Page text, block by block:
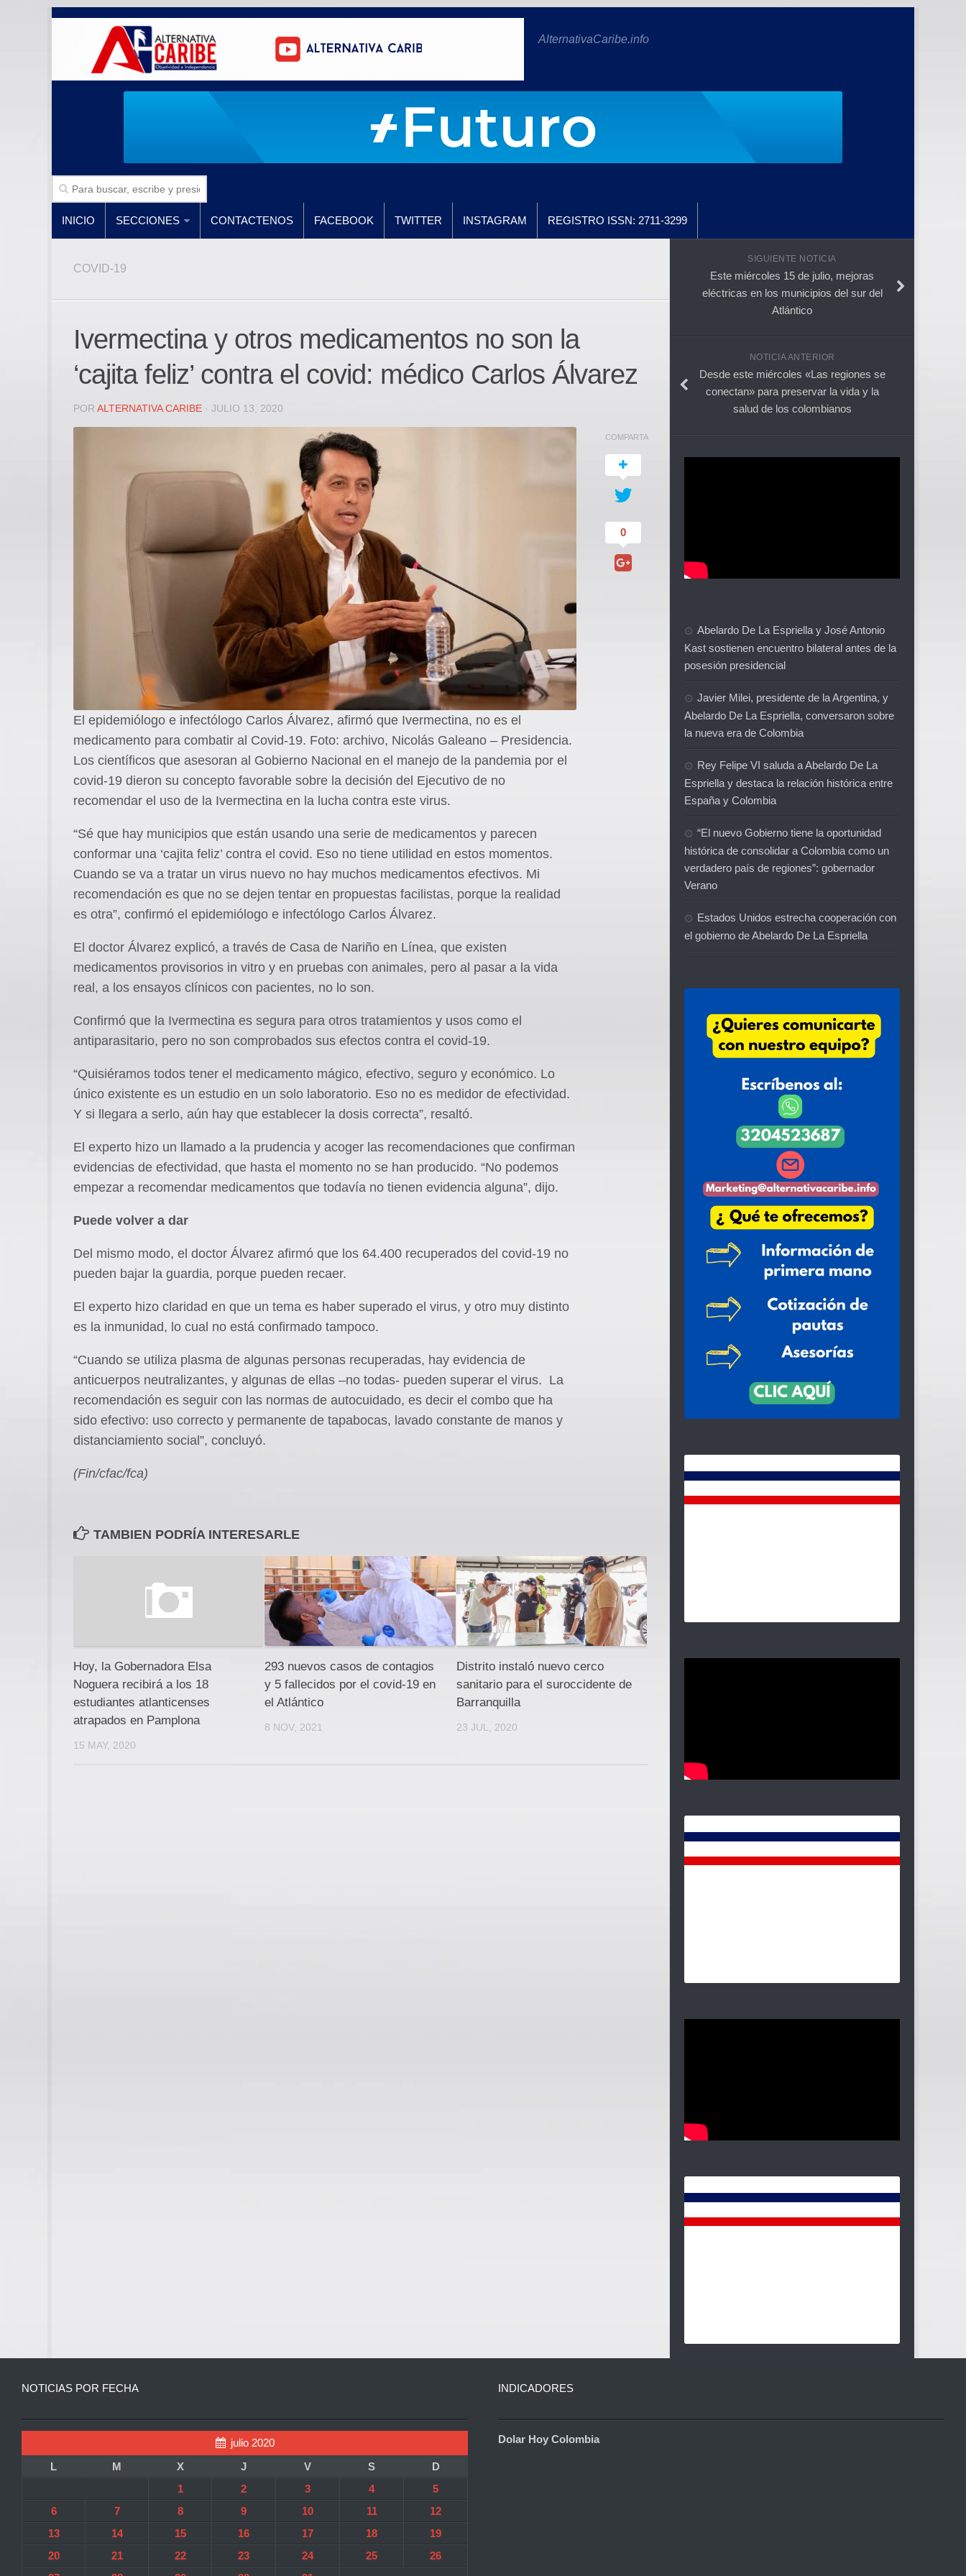
AlternativaCaribe.info
INICIO SECCIONES CONTACTENOS FACEBOOK TWITTER INSTAGRAM REGISTRO ISSN: 2711-3299
COVID-19
Ivermectina y otros medicamentos no son la
‘cajita feliz’ contra el covid: médico Carlos Álvarez
POR ALTERNATIVA CARIBE · JULIO 13, 2020
El epidemiólogo e infectólogo Carlos Álvarez, afirmó que Ivermectina, no es el
medicamento para combatir al Covid-19. Foto: archivo, Nicolás Galeano – Presidencia.
Los científicos que asesoran al Gobierno Nacional en el manejo de la pandemia por el
covid-19 dieron su concepto favorable sobre la decisión del Ejecutivo de no
recomendar el uso de la Ivermectina en la lucha contra este virus.
“Sé que hay municipios que están usando una serie de medicamentos y parecen
conformar una ‘cajita feliz’ contra el covid. Eso no tiene utilidad en estos momentos.
Cuando se va a tratar un virus nuevo no hay muchos medicamentos efectivos. Mi
recomendación es que no se dejen tentar en propuestas facilistas, porque la realidad
es otra”, confirmó el epidemiólogo e infectólogo Carlos Álvarez.
El doctor Álvarez explicó, a través de Casa de Nariño en Línea, que existen
medicamentos provisorios in vitro y en pruebas con animales, pero al pasar a la vida
real, a los ensayos clínicos con pacientes, no lo son.
Confirmó que la Ivermectina es segura para otros tratamientos y usos como el
antiparasitario, pero no son comprobados sus efectos contra el covid-19.
“Quisiéramos todos tener el medicamento mágico, efectivo, seguro y económico. Lo
único existente es un estudio en un solo laboratorio. Eso no es medidor de efectividad.
Y si llegara a serlo, aún hay que establecer la dosis correcta”, resaltó.
El experto hizo un llamado a la prudencia y acoger las recomendaciones que confirman
evidencias de efectividad, que hasta el momento no se han producido. “No podemos
empezar a recomendar medicamentos que todavía no tienen evidencia alguna”, dijo.
Puede volver a dar
Del mismo modo, el doctor Álvarez afirmó que los 64.400 recuperados del covid-19 no
pueden bajar la guardia, porque pueden recaer.
El experto hizo claridad en que un tema es haber superado el virus, y otro muy distinto
es la inmunidad, lo cual no está confirmado tampoco.
“Cuando se utiliza plasma de algunas personas recuperadas, hay evidencia de
anticuerpos neutralizantes, y algunas de ellas –no todas- pueden superar el virus. La
recomendación es seguir con las normas de autocuidado, es decir el combo que ha
sido efectivo: uso correcto y permanente de tapabocas, lavado constante de manos y
distanciamiento social”, concluyó.
(Fin/cfac/fca)
COMPARTA
0
TAMBIEN PODRÍA INTERESARLE
Hoy, la Gobernadora Elsa
Noguera recibirá a los 18
estudiantes atlanticenses
atrapados en Pamplona
15 MAY, 2020
293 nuevos casos de contagios
y 5 fallecidos por el covid-19 en
el Atlántico
8 NOV, 2021
Distrito instaló nuevo cerco
sanitario para el suroccidente de
Barranquilla
23 JUL, 2020
SIGUIENTE NOTICIA
Este miércoles 15 de julio, mejoras
eléctricas en los municipios del sur del
Atlántico
NOTICIA ANTERIOR
Desde este miércoles «Las regiones se
conectan» para preservar la vida y la
salud de los colombianos
Abelardo De La Espriella y José Antonio
Kast sostienen encuentro bilateral antes de la
posesión presidencial
Javier Milei, presidente de la Argentina, y
Abelardo De La Espriella, conversaron sobre
la nueva era de Colombia
Rey Felipe VI saluda a Abelardo De La
Espriella y destaca la relación histórica entre
España y Colombia
“El nuevo Gobierno tiene la oportunidad
histórica de consolidar a Colombia como un
verdadero país de regiones”: gobernador
Verano
Estados Unidos estrecha cooperación con
el gobierno de Abelardo De La Espriella
NOTICIAS POR FECHA
julio 2020
L
M X J V S
D
1
2 3 4
5
6
7 8 9 10 11
12
13
14 15 16 17 18
19
20
21 22 23 24 25
26
INDICADORES
Dolar Hoy Colombia